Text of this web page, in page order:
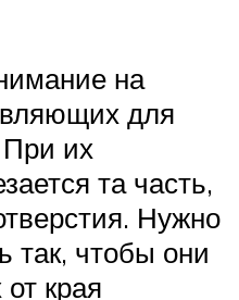
на
для
При их
та часть,
Нужно
так, чтобы они
края